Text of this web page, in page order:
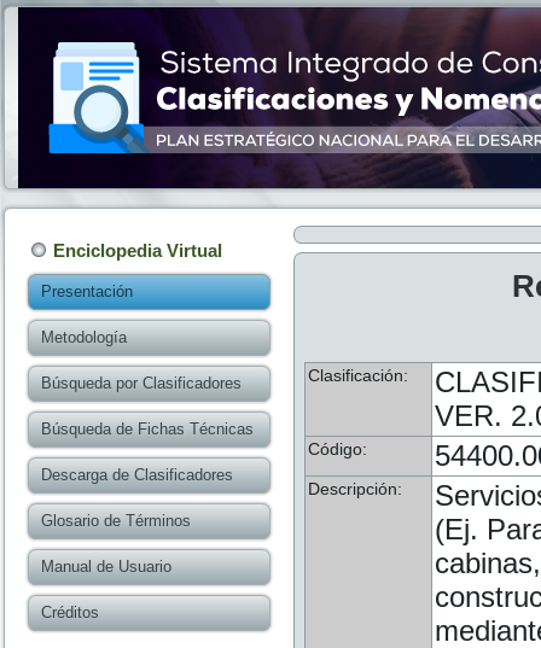
Enciclopedia Virtual
Presentación
Metodología
Búsqueda por Clasificadores
Búsqueda de Fichas Técnicas
Descarga de Clasificadores
Glosario de Términos
Manual de Usuario
Créditos
Clasificación:
VER.
Código:
Descripción:
(Ej.